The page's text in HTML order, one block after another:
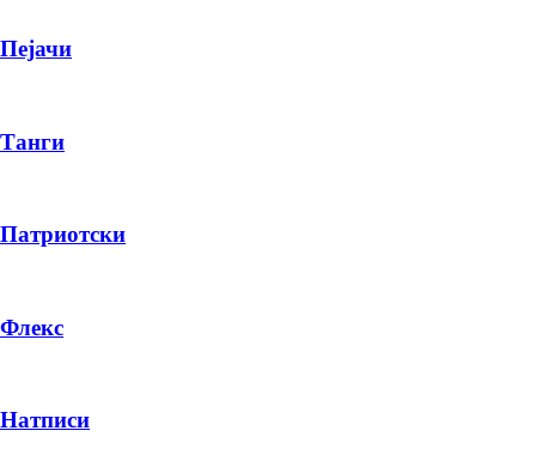
Пејачи
Танги
Патриотски
Флекс
Натписи